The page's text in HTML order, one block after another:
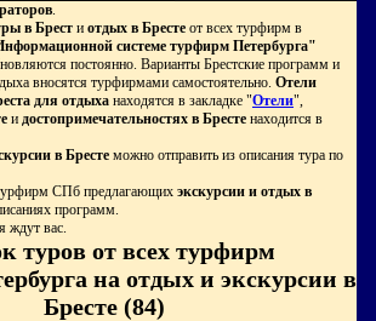
.
в Брест и отдых в Бресте от всех турфирм в
системе турфирм Петербурга"
постоянно. Варианты Брестские программ и
вносятся турфирмами самостоятельно. Отели
для отдыха находятся в закладке "Отели",
и достопримечательностях в Бресте находится в
в Бресте можно отправить из описания тура по
СПб предлагающих экскурсии и отдых в
программ.
ждут вас.
туров от всех турфирм
на отдых и экскурсии в
Бресте (84)